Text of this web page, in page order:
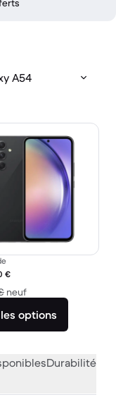
A54
:
€
neufcontre 527,33 €
options
Durabilité